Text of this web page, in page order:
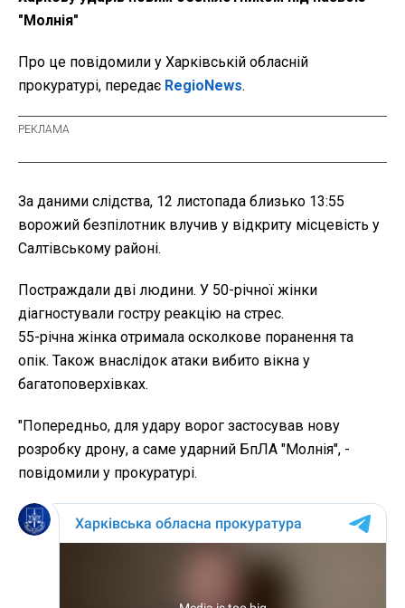
"Молнія"
Про це повідомили у Харківській обласній
прокуратурі, передає RegioNews.
За даними слідства, 12 листопада близько 13:55
ворожий безпілотник влучив у відкриту місцевість у
Салтівському районі.
Постраждали дві людини. У 50-річної жінки
діагностували гостру реакцію на стрес.
55-річна жінка отримала осколкове поранення та
опік. Також внаслідок атаки вибито вікна у
багатоповерхівках.
"Попередньо, для удару ворог застосував нову
розробку дрону, а саме ударний БпЛА "Молнія", -
повідомили у прокуратурі.